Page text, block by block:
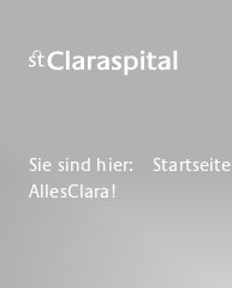
Sie sind hier: Startseite
AllesClara!